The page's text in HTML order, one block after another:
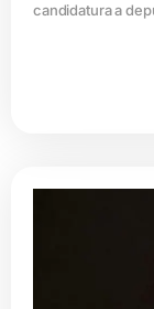
candidatura a